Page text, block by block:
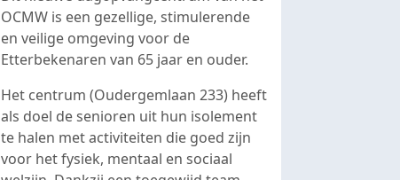
OCMW is een gezellige, stimulerende
en veilige omgeving voor de
Etterbekenaren van 65 jaar en ouder.
Het centrum (Oudergemlaan 233) heeft
als doel de senioren uit hun isolement
te halen met activiteiten die goed zijn
voor het fysiek, mentaal en sociaal